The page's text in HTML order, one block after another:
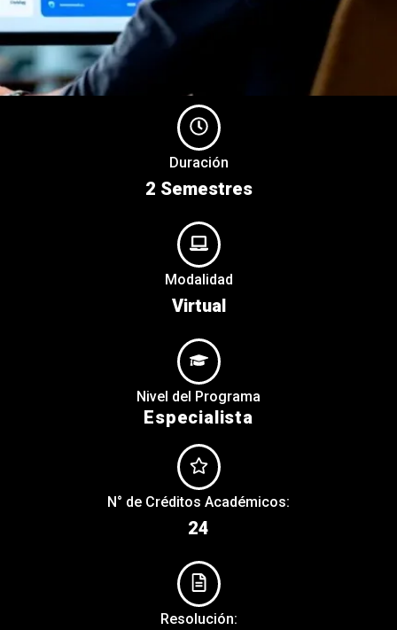
Duración
2 Semestres
Modalidad
Virtual
Nivel del Programa
Especialista
N° de Créditos Académicos:
24
Resolución: